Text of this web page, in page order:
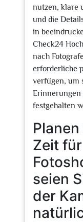
nutzen, klare
und die
in
Check24
nach
erforderliche
verfügen, um
Erinnerungen
festgehalten
Zeit
seien
der